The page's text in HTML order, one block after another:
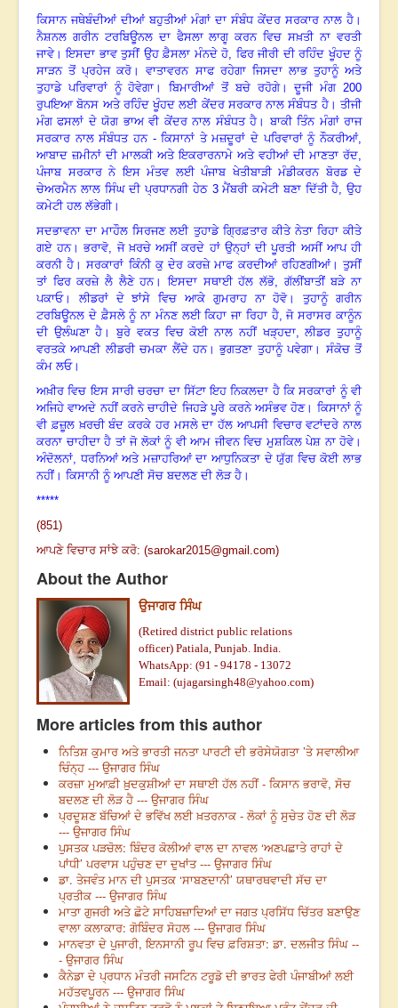
ਕਿਸਾਨ ਜਥੇਬੰਦੀਆਂ ਦੀਆਂ ਬਹੁਤੀਆਂ ਮੰਗਾਂ ਦਾ ਸੰਬੰਧ ਕੇਂਦਰ ਸਰਕਾਰ ਨਾਲ ਹੈ।
ਨੈਸ਼ਨਲ ਗਰੀਨ ਟਰਬਿਊਨਲ ਦਾ ਫੈਸਲਾ ਲਾਗੂ ਕਰਨ ਵਿਚ ਸਖ਼ਤੀ ਨਾ ਵਰਤੀ
ਜਾਵੇ। ਇਸਦਾ ਭਾਵ ਤੁਸੀਂ ਉਹ ਫ਼ੈਸਲਾ ਮੰਨਦੇ ਹੋ, ਫਿਰ ਜੀਰੀ ਦੀ ਰਹਿੰਦ ਖੂੰਹਦ ਨੂੰ
ਸਾੜਨ ਤੋਂ ਪ੍ਰਹੇਜ ਕਰੋ। ਵਾਤਾਵਰਨ ਸਾਫ ਰਹੇਗਾ ਜਿਸਦਾ ਲਾਭ ਤੁਹਾਨੂੰ ਅਤੇ
ਤੁਹਾਡੇ ਪਰਿਵਾਰਾਂ ਨੂੰ ਹੋਵੇਗਾ ।ਬਿਮਾਰੀਆਂ ਤੋਂ ਬਚੇ ਰਹੋਗੇ। ਦੂਜੀ ਮੰਗ200
ਰੁਪਇਆ ਬੋਨਸ ਅਤੇ ਰਹਿੰਦ ਖੂੰਹਦ ਲਈ ਕੇਂਦਰ ਸਰਕਾਰ ਨਾਲ ਸੰਬੰਧਤ ਹੈ। ਤੀਜੀ
ਮੰਗ ਫਸਲਾਂ ਦੇ ਯੋਗ ਭਾਅ ਵੀ ਕੇਂਦਰ ਨਾਲ ਸੰਬੰਧਤ ਹੈ। ਬਾਕੀ ਤਿੰਨ ਮੰਗਾਂ ਰਾਜ
ਸਰਕਾਰ ਨਾਲ ਸੰਬੰਧਤ ਹਨ - ਕਿਸਾਨਾਂ ਤੇ ਮਜ਼ਦੂਰਾਂ ਦੇ ਪਰਿਵਾਰਾਂ ਨੂੰ ਨੌਕਰੀਆਂ,
ਆਬਾਦ ਜ਼ਮੀਨਾਂ ਦੀ ਮਾਲਕੀ ਅਤੇ ਇਕਰਾਰਨਾਮੇ ਅਤੇ ਵਹੀਆਂ ਦੀ ਮਾਣਤਾ ਰੱਦ,
ਪੰਜਾਬ ਸਰਕਾਰ ਨੇ ਇਸ ਮੰਤਵ ਲਈ ਪੰਜਾਬ ਖੇਤੀਬਾੜੀ ਮੰਡੀਕਰਨ ਬੋਰਡ ਦੇ
ਚੇਅਰਮੈਨ ਲਾਲ ਸਿੰਘ ਦੀ ਪ੍ਰਧਾਨਗੀ ਹੇਠ 3ਮੈਂਬਰੀ ਕਮੇਟੀ ਬਣਾ ਦਿੱਤੀ ਹੈ, ਉਹ
ਕਮੇਟੀ ਹਲ ਲੱਭੇਗੀ।
ਸਦਭਾਵਨਾ ਦਾ ਮਾਹੌਲ ਸਿਰਜਣ ਲਈ ਤੁਹਾਡੇ ਗ੍ਰਿਫ਼ਤਾਰ ਕੀਤੇ ਨੇਤਾ ਰਿਹਾ ਕੀਤੇ
ਗਏ ਹਨ। ਭਰਾਵੋ, ਜੋ ਖ਼ਰਚੇ ਅਸੀਂ ਕਰਦੇ ਹਾਂ ਉਨ੍ਹਾਂ ਦੀ ਪੂਰਤੀ ਅਸੀਂ ਆਪ ਹੀ
ਕਰਨੀ ਹੈ। ਸਰਕਾਰਾਂ ਕਿੰਨੀ ਕੁ ਦੇਰ ਕਰਜ਼ੇ ਮਾਫ ਕਰਦੀਆਂ ਰਹਿਣਗੀਆਂ। ਤੁਸੀਂ
ਤਾਂ ਫਿਰ ਕਰਜ਼ੇ ਲੈ ਲੈਣੇ ਹਨ। ਇਸਦਾ ਸਥਾਈ ਹੱਲ ਲੱਭੋ, ਗੱਲੀਂਬਾਤੀਂ ਬੜੇ ਨਾ
ਪਕਾਓ। ਲੀਡਰਾਂ ਦੇ ਝਾਂਸੇ ਵਿਚ ਆਕੇ ਗੁਮਰਾਹ ਨਾ ਹੋਵੋ। ਤੁਹਾਨੂੰ ਗਰੀਨ
ਟਰਬਿਊਨਲ ਦੇ ਫ਼ੈਸਲੇ ਨੂੰ ਨਾ ਮੰਨਣ ਲਈ ਕਿਹਾ ਜਾ ਰਿਹਾ ਹੈ,ਜੋ ਸਰਾਸਰ ਕਾਨੂੰਨ
ਦੀ ਉਲੰਘਣਾ ਹੈ। ਬੁਰੇ ਵਕਤ ਵਿਚ ਕੋਈ ਨਾਲ ਨਹੀਂ ਖੜ੍ਹਦਾ, ਲੀਡਰ ਤੁਹਾਨੂੰ
ਵਰਤਕੇ ਆਪਣੀ ਲੀਡਰੀ ਚਮਕਾ ਲੈਂਦੇ ਹਨ। ਭੁਗਤਣਾ ਤੁਹਾਨੂੰ ਪਵੇਗਾ। ਸੰਕੋਚ ਤੋਂ
ਕੰਮ ਲਓ।
ਅਖ਼ੀਰ ਵਿਚ ਇਸ ਸਾਰੀ ਚਰਚਾ ਦਾ ਸਿੱਟਾ ਇਹ ਨਿਕਲਦਾ ਹੈ ਕਿ ਸਰਕਾਰਾਂ ਨੂੰ ਵੀ
ਅਜਿਹੇ ਵਾਅਦੇ ਨਹੀਂ ਕਰਨੇ ਚਾਹੀਦੇ ਜਿਹੜੇ ਪੂਰੇ ਕਰਨੇ ਅਸੰਭਵ ਹੋਣ। ਕਿਸਾਨਾਂ ਨੂੰ
ਵੀ ਫ਼ਜ਼ੂਲ ਖ਼ਰਚੀ ਬੰਦ ਕਰਕੇ ਹਰ ਮਸਲੇ ਦਾ ਹੱਲ ਆਪਸੀ ਵਿਚਾਰ ਵਟਾਂਦਰੇ ਨਾਲ
ਕਰਨਾ ਚਾਹੀਦਾ ਹੈ ਤਾਂ ਜੋ ਲੋਕਾਂ ਨੂੰ ਵੀ ਆਮ ਜੀਵਨ ਵਿਚ ਮੁਸ਼ਕਿਲ ਪੇਸ਼ ਨਾ ਹੋਵੇ।
ਅੰਦੋਲਨਾਂ, ਧਰਨਿਆਂ ਅਤੇ ਮਜ਼ਾਹਰਿਆਂ ਦਾ ਆਧੁਨਿਕਤਾ ਦੇ ਯੁੱਗ ਵਿਚ ਕੋਈ ਲਾਭ
ਨਹੀਂ। ਕਿਸਾਨੀ ਨੂੰ ਆਪਣੀ ਸੋਚ ਬਦਲਣ ਦੀ ਲੋੜ ਹੈ।
*****
(851)
ਆਪਣੇ ਵਿਚਾਰ ਸਾਂਝੇ ਕਰੋ: (sarokar2015@gmail.com)
About the Author
ਉਜਾਗਰ ਸਿੰਘ
(Retired district public relations
officer) Patiala, Punjab. India.
WhatsApp: (91 - 94178 - 13072
Email: (ujagarsingh48@yahoo.com)
More articles from this author
ਨਿਤਿਸ਼ ਕੁਮਾਰ ਅਤੇ ਭਾਰਤੀ ਜਨਤਾ ਪਾਰਟੀ ਦੀ ਭਰੋਸੇਯੋਗਤਾ ’ਤੇ ਸਵਾਲੀਆ
ਚਿੰਨ੍ਹ --- ਉਜਾਗਰ ਸਿੰਘ
ਕਰਜ਼ਾ ਮੁਆਫ਼ੀ ਖ਼ੁਦਕੁਸ਼ੀਆਂ ਦਾ ਸਥਾਈ ਹੱਲ ਨਹੀਂ - ਕਿਸਾਨ ਭਰਾਵੋ, ਸੋਚ
ਬਦਲਣ ਦੀ ਲੋੜ ਹੈ --- ਉਜਾਗਰ ਸਿੰਘ
ਪ੍ਰਦੂਸ਼ਣ ਬੱਚਿਆਂ ਦੇ ਭਵਿੱਖ ਲਈ ਖ਼ਤਰਨਾਕ - ਲੋਕਾਂ ਨੂੰ ਸੁਚੇਤ ਹੋਣ ਦੀ ਲੋੜ
--- ਉਜਾਗਰ ਸਿੰਘ
ਪੁਸਤਕ ਪੜਚੋਲ: ਬਿੰਦਰ ਕੋਲੀਆਂ ਵਾਲ ਦਾ ਨਾਵਲ ‘ਅਣਪਛਾਤੇ ਰਾਹਾਂ ਦੇ
ਪਾਂਧੀ’ ਪਰਵਾਸ ਪਹੁੰਚਣ ਦਾ ਦੁਖਾਂਤ --- ਉਜਾਗਰ ਸਿੰਘ
ਡਾ. ਤੇਜਵੰਤ ਮਾਨ ਦੀ ਪੁਸਤਕ ‘ਸਾਬਣਦਾਨੀ’ ਯਥਾਰਥਵਾਦੀ ਸੱਚ ਦਾ
ਪ੍ਰਤੀਕ --- ਉਜਾਗਰ ਸਿੰਘ
ਮਾਤਾ ਗੁਜਰੀ ਅਤੇ ਛੋਟੇ ਸਾਹਿਬਜ਼ਾਦਿਆਂ ਦਾ ਜਗਤ ਪ੍ਰਸਿੱਧ ਚਿੱਤਰ ਬਣਾਉਣ
ਵਾਲਾ ਕਲਾਕਾਰ: ਗੋਬਿੰਦਰ ਸੋਹਲ --- ਉਜਾਗਰ ਸਿੰਘ
ਮਾਨਵਤਾ ਦੇ ਪੁਜਾਰੀ, ਇਨਸਾਨੀ ਰੂਪ ਵਿਚ ਫ਼ਰਿਸ਼ਤਾ: ਡਾ. ਦਲਜੀਤ ਸਿੰਘ --
- ਉਜਾਗਰ ਸਿੰਘ
ਕੈਨੇਡਾ ਦੇ ਪ੍ਰਧਾਨ ਮੰਤਰੀ ਜਸਟਿਨ ਟਰੂਡੋ ਦੀ ਭਾਰਤ ਫੇਰੀ ਪੰਜਾਬੀਆਂ ਲਈ
ਮਹੱਤਵਪੂਰਨ --- ਉਜਾਗਰ ਸਿੰਘ